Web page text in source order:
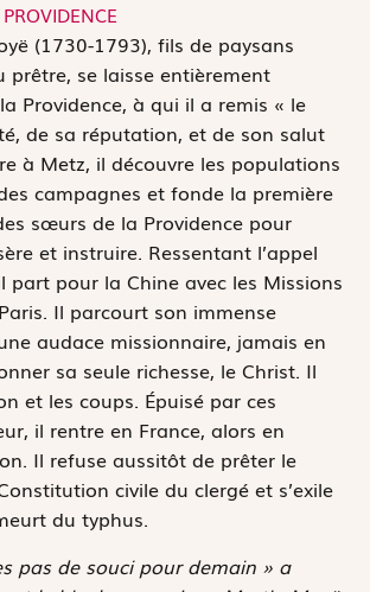
(1730-1793), fils de paysans
prêtre, se laisse entièrement
Providence, à qui il a remis « le
de sa réputation, et de son salut
à Metz, il découvre les populations
campagnes et fonde la première
sœurs de la Providence pour
et instruire. Ressentant l’appel
part pour la Chine avec les Missions
Il parcourt son immense
audace missionnaire, jamais en
sa seule richesse, le Christ. Il
et les coups. Épuisé par ces
il rentre en France, alors en
Il refuse aussitôt de prêter le
civile du clergé et s’exile
du typhus.
pas de souci pour demain » a